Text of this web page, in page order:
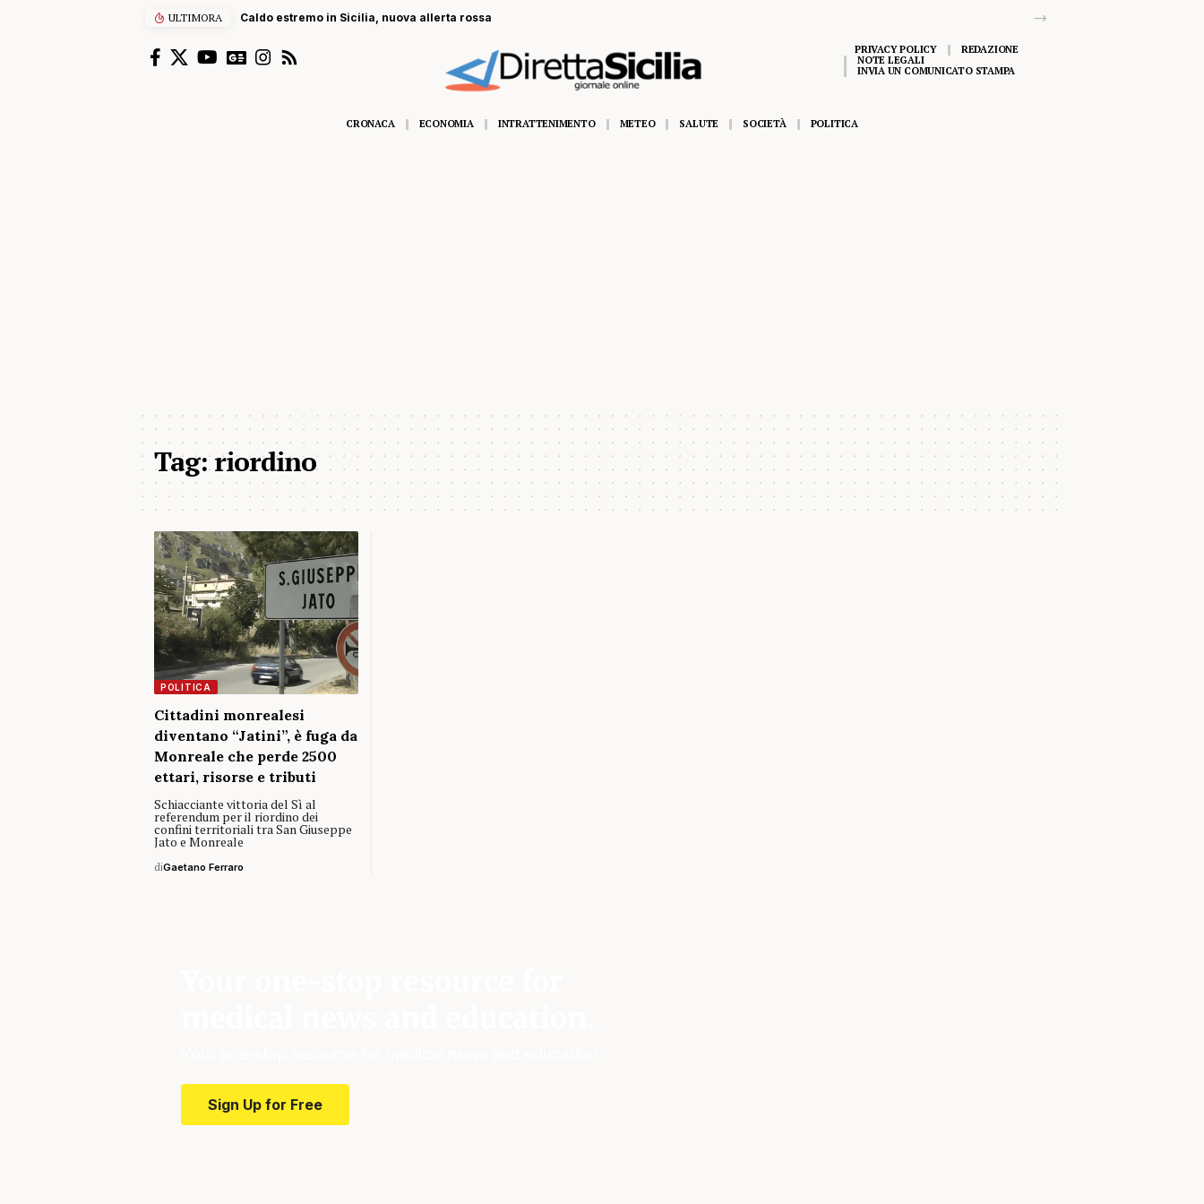
ULTIMORA Caldo estremo in Sicilia, nuova allerta rossa
PRIVACY POLICY
REDAZIONE
NOTE LEGALI
INVIA UN COMUNICATO STAMPA
CRONACA ECONOMIA INTRATTENIMENTO METEO SALUTE SOCIETÀ POLITICA
Tag:riordino
POLITICA
Cittadini monrealesi
diventano “Jatini”, è fuga da
Monreale che perde 2500
ettari, risorse e tributi
Schiacciante vittoria del Sì al
referendum per il riordino dei
confini territoriali tra San Giuseppe
Jato e Monreale
diGaetano Ferraro
Sign Up for Free